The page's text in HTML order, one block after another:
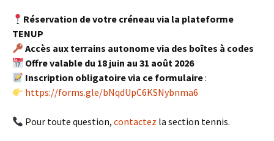
Réservation de votre créneau via la plateforme
TENUP
Accès aux terrains autonome via des boîtes à codes
Offre valable du 18 juin au 31 août 2026
Inscription obligatoire via ce formulaire:
https://forms.gle/bNqdUpC6KSNybnma6
Pour toute question,contactez la section tennis.